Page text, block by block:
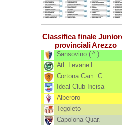
Classifica finale
provinciali Arezzo
Sansovino ( ^ )
Atl. Levane L.
Cortona Cam. C.
Ideal Club Incisa
Alberoro
Tegoleto
Capolona Quar.